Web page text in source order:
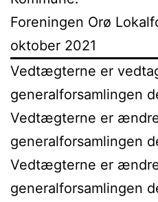
Foreningen Orø
oktober 2021
Vedtægterne er
generalforsamlingen
Vedtægterne er
generalforsamlingen
Vedtægterne er
generalforsamlingen